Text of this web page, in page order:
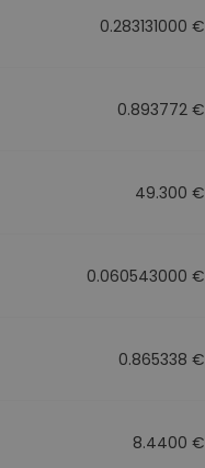
0.283131000 €
0.893772 €
49.300 €
0.060543000 €
0.865338 €
8.4400 €